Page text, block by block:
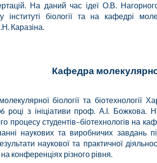
На даний час ідеї О.В.
інституті біології та на кафедрі
Каразіна.
Кафедра молекулярної
біології та біотехнології
році з ініціативи проф. А.І. Божкова.
процесу студентів–біотехнологів на
наукових та виробничих завдань
наукової та практичної
конференціях різного рівня.